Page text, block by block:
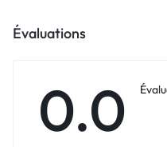
Évaluations
0.0